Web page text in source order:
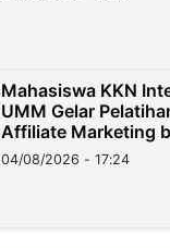
Mahasiswa KKN
UMM Gelar
Affiliate Marketing
Migran Indonesia di
04/08/2026 - 17:24